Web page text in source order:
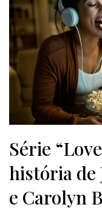
Série
história de
e Carolyn